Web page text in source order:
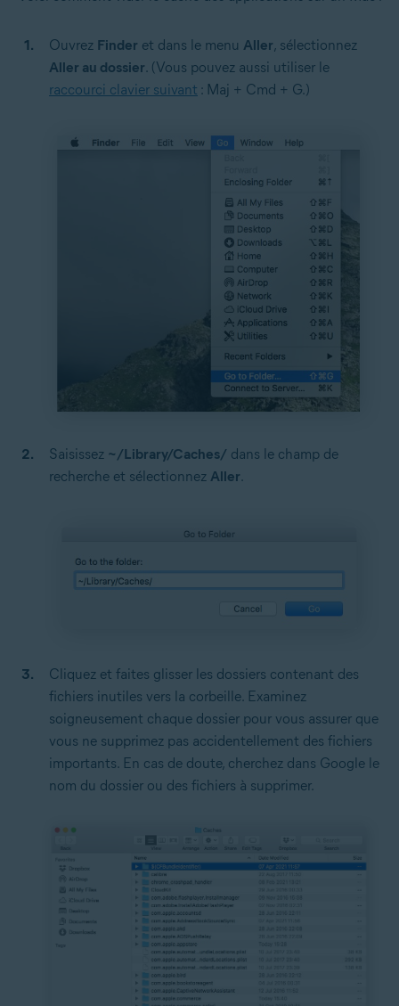
Ouvrez Finder et dans le menu Aller, sélectionnez
Aller au dossier. (Vous pouvez aussi utiliser le
raccourci clavier suivant : Maj + Cmd + G.)
Saisissez ~/Library/Caches/ dans le champ de
recherche et sélectionnez Aller.
Cliquez et faites glisser les dossiers contenant des
fichiers inutiles vers la corbeille. Examinez
soigneusement chaque dossier pour vous assurer que
vous ne supprimez pas accidentellement des fichiers
importants. En cas de doute, cherchez dans Google le
nom du dossier ou des fichiers à supprimer.